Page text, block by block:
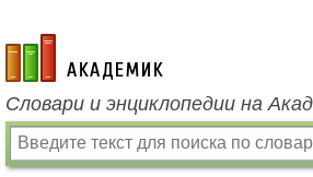
academic.ru
Словари и энциклопедии на